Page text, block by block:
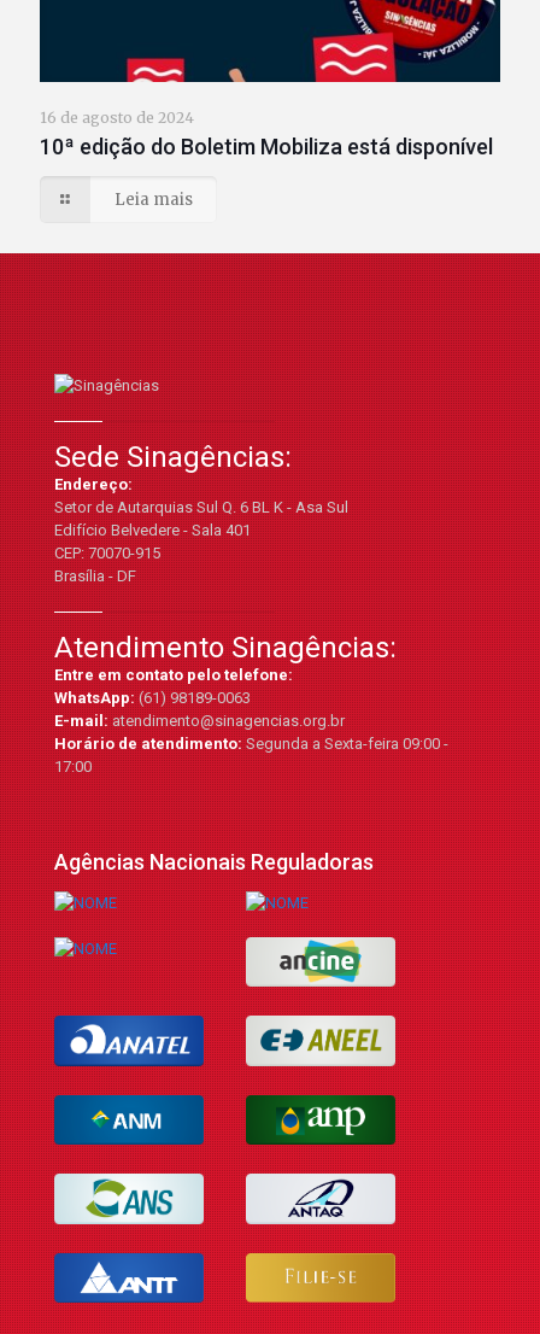
16 de agosto de 2024
10ª edição do Boletim Mobiliza está disponível
Leia mais
Sede Sinagências:
Endereço:
Setor de Autarquias Sul Q. 6 BL K - Asa Sul
Edifício Belvedere - Sala 401
CEP: 70070-915
Brasília - DF
Atendimento Sinagências:
Entre em contato pelo telefone:
WhatsApp:(61) 98189-0063
E-mail:atendimento@sinagencias.org.br
Horário de atendimento:Segunda a Sexta-feira 09:00 -
17:00
Agências Nacionais Reguladoras